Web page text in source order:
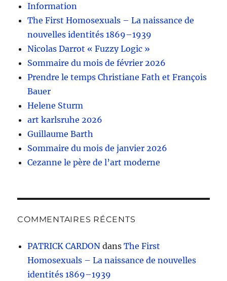
Information
The First Homosexuals – La naissance de
nouvelles identités 1869–1939
Nicolas Darrot « Fuzzy Logic »
Sommaire du mois de février 2026
Prendre le temps Christiane Fath et François
Bauer
Helene Sturm
art karlsruhe 2026
Guillaume Barth
Sommaire du mois de janvier 2026
Cezanne le père de l’art moderne
COMMENTAIRES RÉCENTS
PATRICK CARDON dansThe First
Homosexuals – La naissance de nouvelles
identités 1869–1939